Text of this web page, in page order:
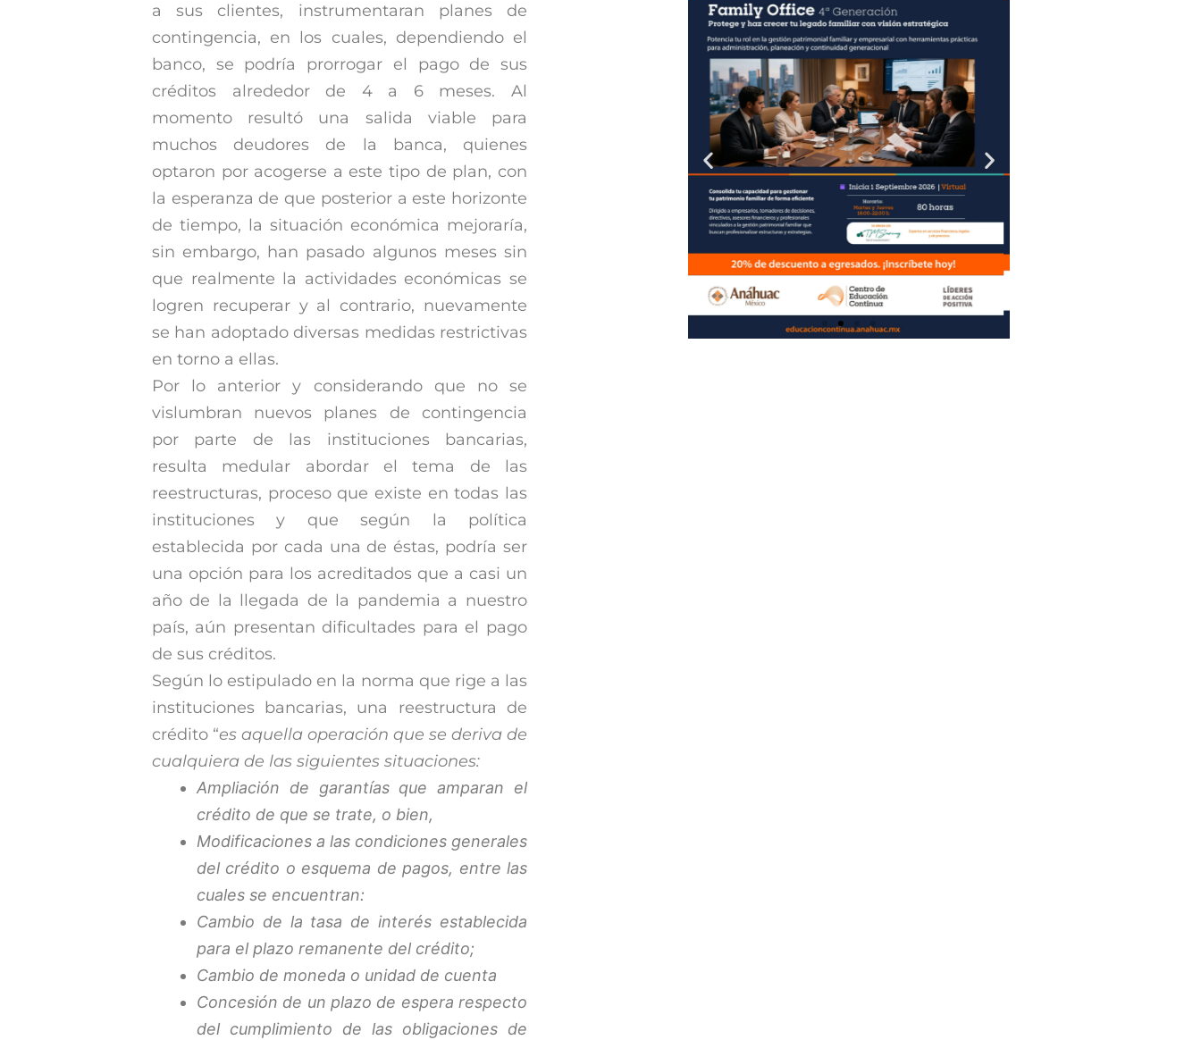
a sus clientes, instrumentaran planes de
contingencia, en los cuales, dependiendo el
banco, se podría prorrogar el pago de sus
créditos alrededor de 4 a 6 meses. Al
momento resultó una salida viable para
muchos deudores de la banca, quienes
optaron por acogerse a este tipo de plan, con
la esperanza de que posterior a este horizonte
de tiempo, la situación económica mejoraría,
sin embargo, han pasado algunos meses sin
que realmente la actividades económicas se
logren recuperar y al contrario, nuevamente
se han adoptado diversas medidas restrictivas
en torno a ellas.
Por lo anterior y considerando que no se
vislumbran nuevos planes de contingencia
por parte de las instituciones bancarias,
resulta medular abordar el tema de las
reestructuras, proceso que existe en todas las
instituciones y que según la política
establecida por cada una de éstas, podría ser
una opción para los acreditados que a casi un
año de la llegada de la pandemia a nuestro
país, aún presentan dificultades para el pago
de sus créditos.
Según lo estipulado en la norma que rige a las
instituciones bancarias, una reestructura de
crédito “es aquella operación que se deriva de
cualquiera de las siguientes situaciones:
Ampliación de garantías que amparan el
crédito de que se trate, o bien,
Modificaciones a las condiciones generales
del crédito o esquema de pagos, entre las
cuales se encuentran:
Cambio de la tasa de interés establecida
para el plazo remanente del crédito;
Cambio de moneda o unidad de cuenta
Concesión de un plazo de espera respecto
del cumplimiento de las obligaciones de